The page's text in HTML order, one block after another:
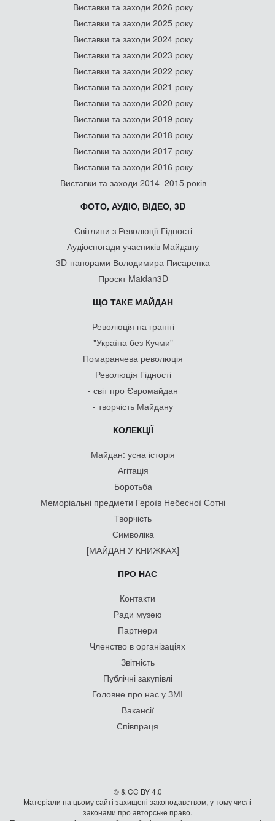
Виставки та заходи 2026 року
Виставки та заходи 2025 року
Виставки та заходи 2024 року
Виставки та заходи 2023 року
Виставки та заходи 2022 року
Виставки та заходи 2021 року
Виставки та заходи 2020 року
Виставки та заходи 2019 року
Виставки та заходи 2018 року
Виставки та заходи 2017 року
Виставки та заходи 2016 року
Виставки та заходи 2014–2015 років
ФОТО, АУДІО, ВІДЕО, 3D
Світлини з Революції Гідності
Аудіоспогади учасників Майдану
3D-панорами Володимира Писаренка
Проєкт Maidan3D
ЩО ТАКЕ МАЙДАН
Революція на граніті
"Україна без Кучми"
Помаранчева революція
Революція Гідності
- світ про Євромайдан
- творчість Майдану
КОЛЕКЦІЇ
Майдан: усна історія
Агітація
Боротьба
Меморіальні предмети Героїв Небесної Сотні
Творчість
Символіка
[МАЙДАН У КНИЖКАХ]
ПРО НАС
Контакти
Ради музею
Партнери
Членство в організаціях
Звітність
Публічні закупівлі
Головне про нас у ЗМІ
Вакансії
Співпраця
© & CC BY 4.0
Матеріали на цьому сайті захищені законодавством, у тому числі
законами про авторське право.